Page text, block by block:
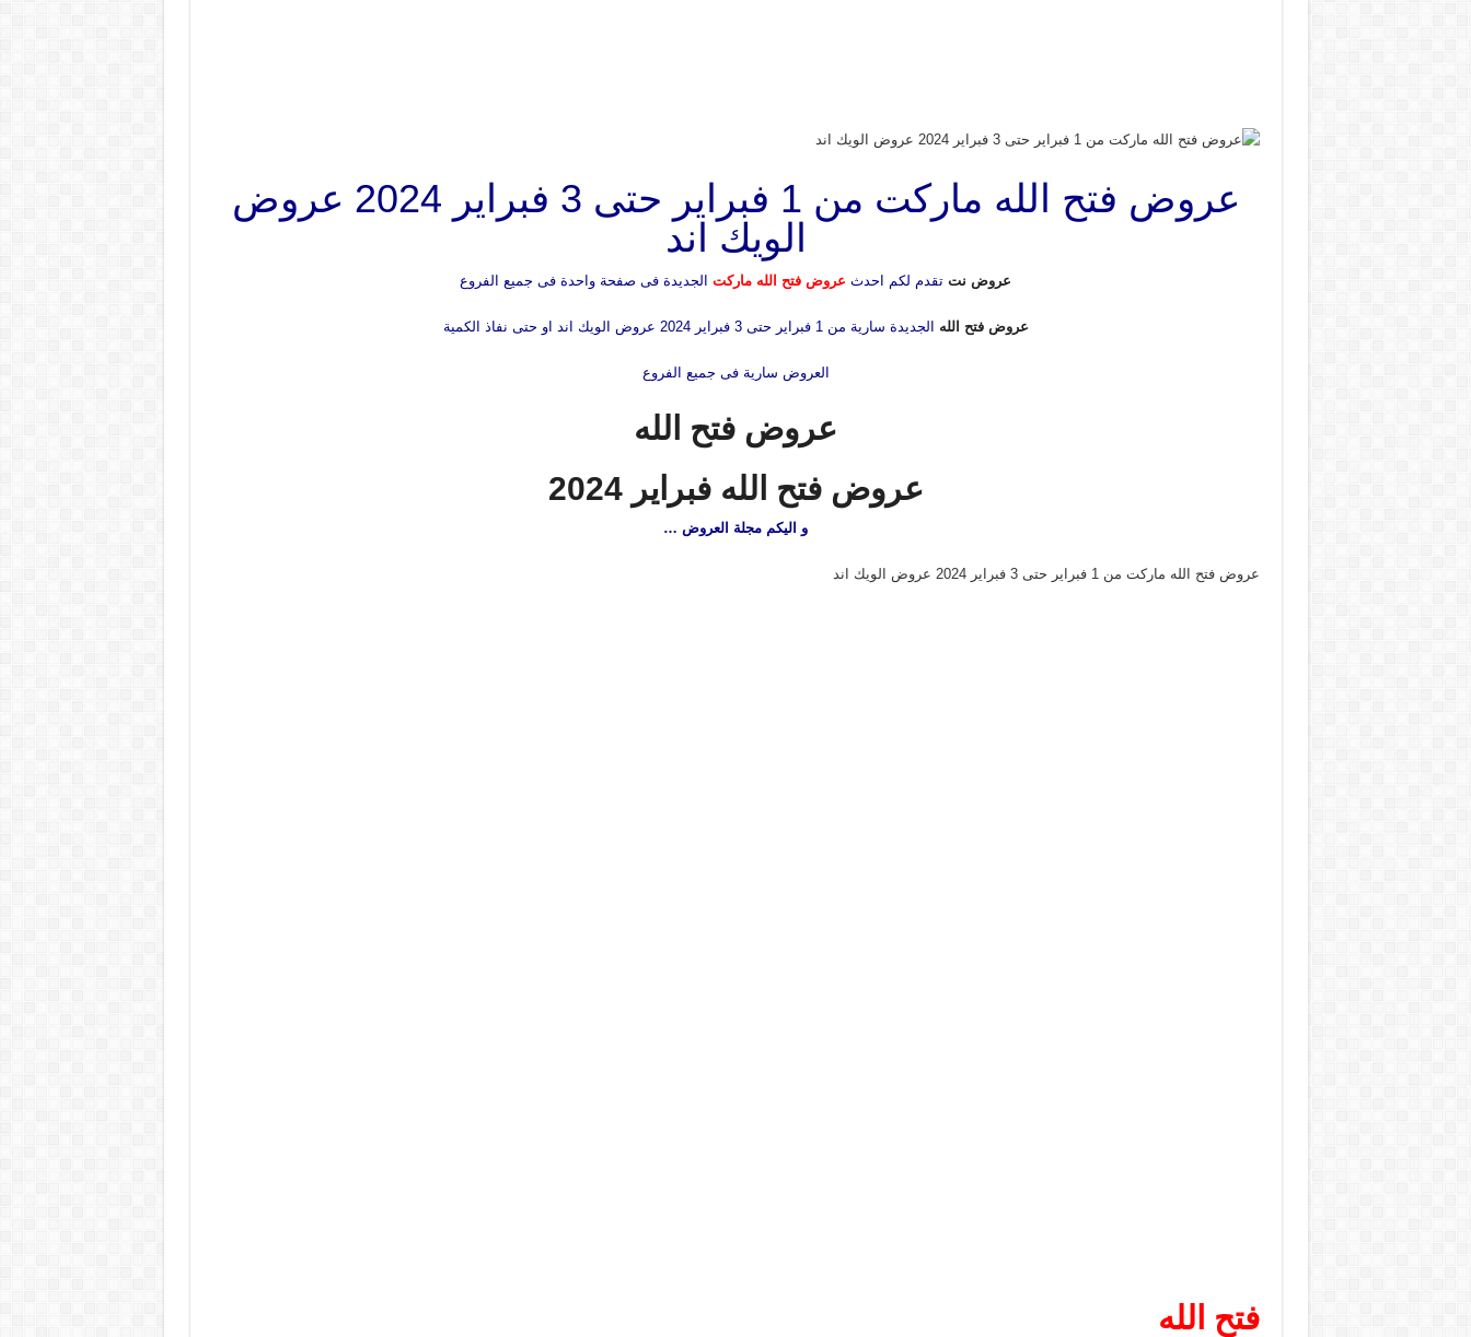
عروض فتح الله ماركت من 1 فبراير حتى 3 فبراير 2024 عروض
الويك اند
عروض نت تقدم لكم احدث عروض فتح الله ماركت الجديدة فى صفحة واحدة فى جميع الفروع
عروض فتح الله الجديدة سارية من 1 فبراير حتى 3 فبراير 2024 عروض الويك اند او حتى نفاذ الكمية
العروض سارية فى جميع الفروع
عروض فتح الله
عروض فتح الله فبراير 2024
و اليكم مجلة العروض …
عروض فتح الله ماركت من 1 فبراير حتى 3 فبراير 2024 عروض الويك اند
فتح الله